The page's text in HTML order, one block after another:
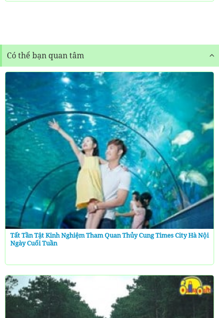
Có thể bạn quan tâm
Tất Tần Tật Kinh Nghiệm Tham Quan Thủy Cung Times City Hà Nội
Ngày Cuối Tuần